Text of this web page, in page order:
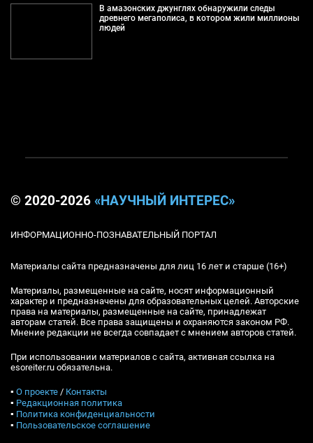
В амазонских джунглях обнаружили следы
древнего мегаполиса, в котором жили миллионы
людей
© 2020-2026 «НАУЧНЫЙ ИНТЕРЕС»
ИНФОРМАЦИОННО-ПОЗНАВАТЕЛЬНЫЙ ПОРТАЛ
Материалы сайта предназначены для лиц 16 лет и старше (16+)
Материалы, размещенные на сайте, носят информационный
характер и предназначены для образовательных целей. Авторские
права на материалы, размещенные на сайте, принадлежат
авторам статей. Все права защищены и охраняются законом РФ.
Мнение редакции не всегда совпадает с мнением авторов статей.
При использовании материалов с сайта, активная ссылка на
esoreiter.ru обязательна.
▪ О проекте / Контакты
▪ Редакционная политика
▪ Политика конфиденциальности
▪ Пользовательское соглашение